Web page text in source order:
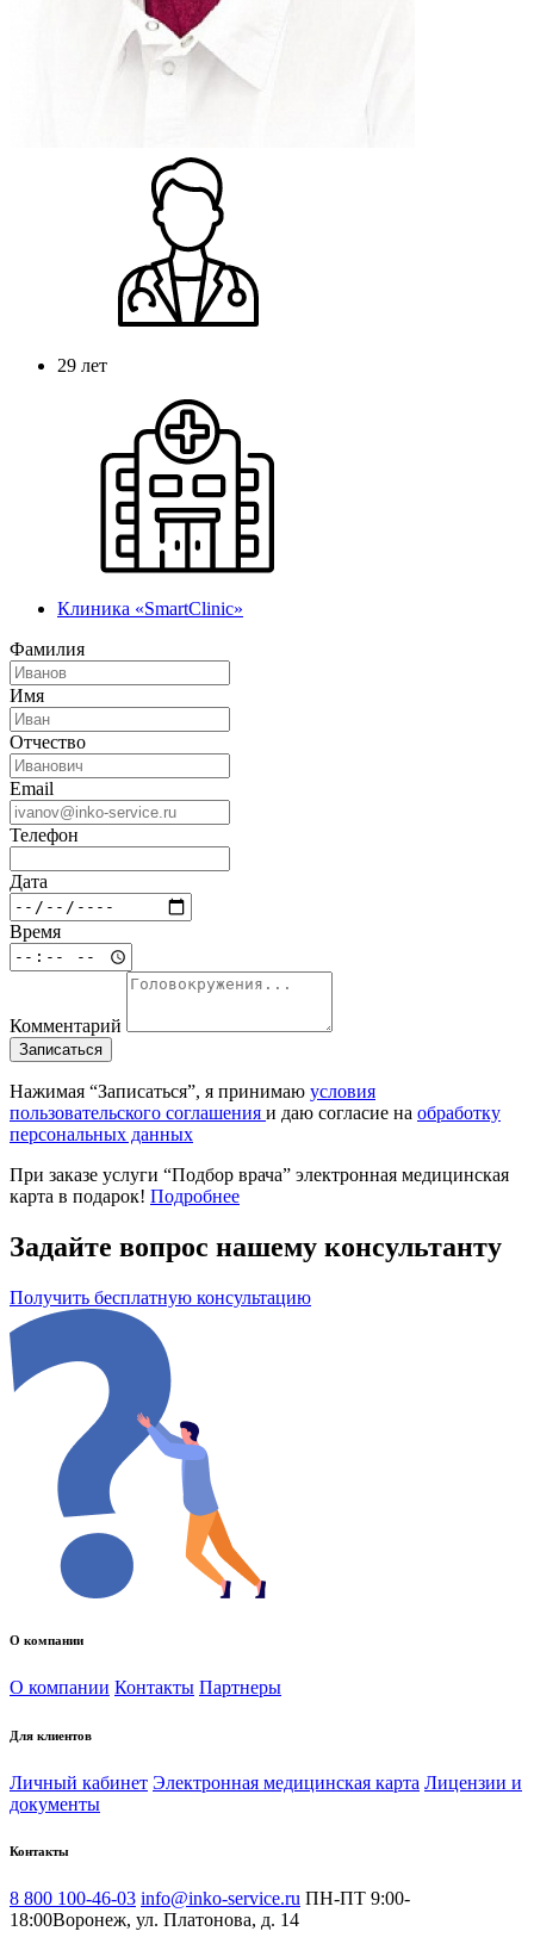
29 лет
Клиника «SmartClinic»
Фамилия
Имя
Отчество
Email
Телефон
Дата
Время
Комментарий
Записаться
Нажимая “Записаться”, я принимаю условия
пользовательского соглашения и даю согласие на обработку
персональных данных
При заказе услуги “Подбор врача” электронная медицинская
карта в подарок! Подробнее
Задайте вопрос нашему консультанту
Получить бесплатную консультацию
О компании
О компании Контакты Партнеры
Для клиентов
Личный кабинет Электронная медицинская карта Лицензии и
документы
Контакты
8 800 100-46-03 info@inko-service.ru ПН-ПТ 9:00-
18:00Воронеж, ул. Платонова, д. 14